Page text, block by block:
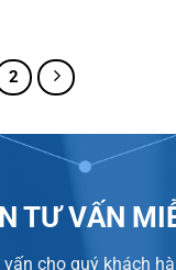
2
TƯ VẤN
cho quý khách